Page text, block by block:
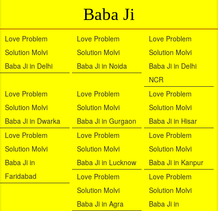
Baba Ji
Love Problem
Solution Molvi
Baba Ji in Delhi
Love Problem
Solution Molvi
Baba Ji in Noida
Love Problem
Solution Molvi
Baba Ji in Delhi
NCR
Love Problem
Solution Molvi
Baba Ji in Dwarka
Love Problem
Solution Molvi
Baba Ji in Gurgaon
Love Problem
Solution Molvi
Baba Ji in Hisar
Love Problem
Solution Molvi
Baba Ji in
Faridabad
Love Problem
Solution Molvi
Baba Ji in Lucknow
Love Problem
Solution Molvi
Baba Ji in Kanpur
Love Problem
Solution Molvi
Baba Ji in Agra
Love Problem
Solution Molvi
Baba Ji in